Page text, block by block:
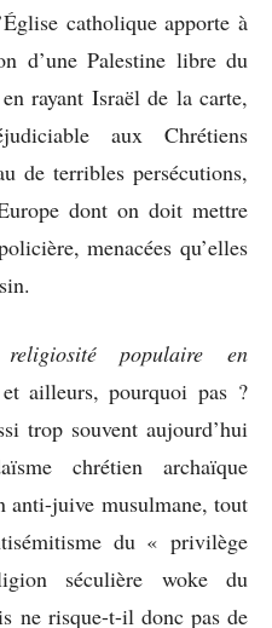
catholique apporte à
d’une Palestine libre du
rayant Israël de la carte,
aux Chrétiens
de terribles persécutions,
dont on doit mettre
menacées qu’elles
populaire en
ailleurs, pourquoi pas ?
trop souvent aujourd’hui
chrétien archaïque
anti-juive musulmane, tout
du « privilège
séculière woke du
ne risque-t-il donc pas de